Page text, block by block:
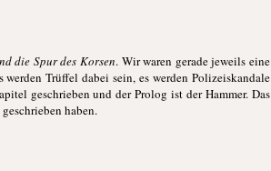
die Spur des Korsen. Wir waren gerade jeweils eine
Trüffel dabei sein, es werden Polizeiskandale
geschrieben und der Prolog ist der Hammer. Das
haben.